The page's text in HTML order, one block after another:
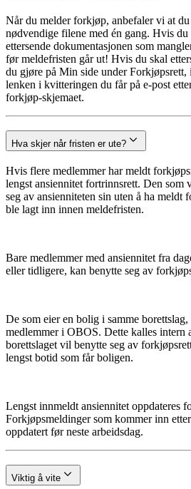
Når du melder forkjøp, anbefaler vi at
nødvendige filene med én gang. Hvis
ettersende dokumentasjonen som
før meldefristen går ut! Hvis du skal
du gjøre på Min side under
lenken i kvitteringen du får på e-post
forkjøp-skjemaet.
Hva skjer når fristen er ute?
Hvis flere medlemmer har meldt
lengst ansiennitet fortrinnsrett. Den som
seg av ansienniteten sin uten å ha meldt
ble lagt inn innen meldefristen.
Bare medlemmer med ansiennitet fra
eller tidligere, kan benytte seg av
De som eier en bolig i samme
medlemmer i OBOS. Dette kalles intern
borettslaget vil benytte seg av
lengst botid som får boligen.
Lengst innmeldt ansiennitet oppdateres
Forkjøpsmeldinger som kommer inn
oppdatert før neste arbeidsdag.
Viktig å vite